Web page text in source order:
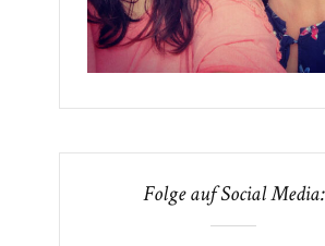
Folge auf Social Media: